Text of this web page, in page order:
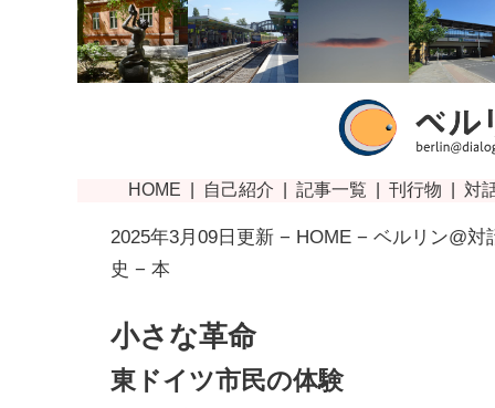
2025年3月09日更新 − HOME − ベルリン@対
史 − 本
小さな革命
東ドイツ市民の体験